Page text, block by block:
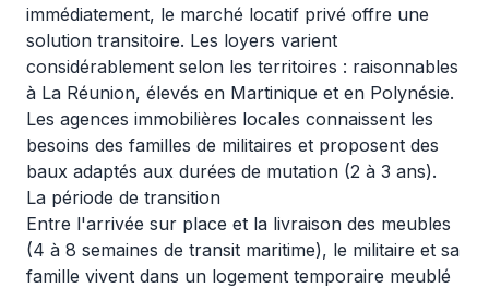
immédiatement, le marché locatif privé offre une
solution transitoire. Les loyers varient
considérablement selon les territoires : raisonnables
à La Réunion, élevés en Martinique et en Polynésie.
Les agences immobilières locales connaissent les
besoins des familles de militaires et proposent des
baux adaptés aux durées de mutation (2 à 3 ans).
La période de transition
Entre l'arrivée sur place et la livraison des meubles
(4 à 8 semaines de transit maritime), le militaire et sa
famille vivent dans un logement temporaire meublé